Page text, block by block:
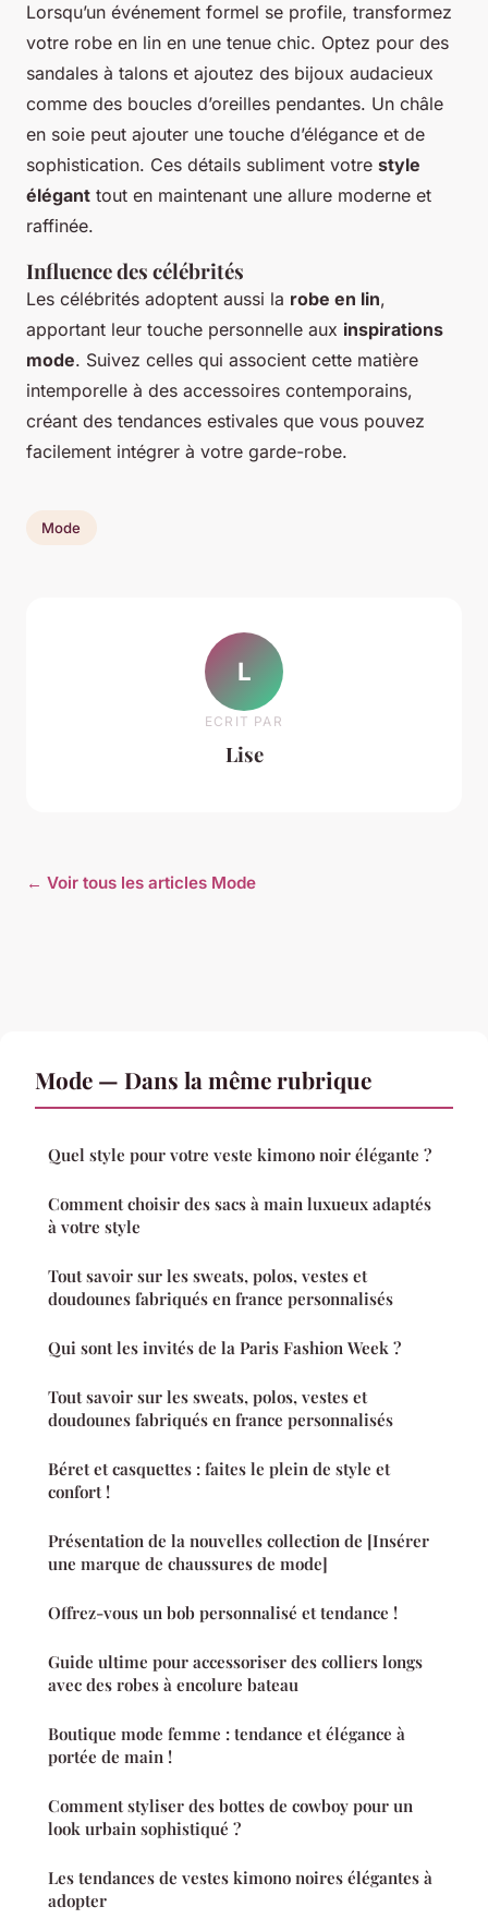
Lorsqu’un événement formel se profile, transformez
votre robe en lin en une tenue chic. Optez pour des
sandales à talons et ajoutez des bijoux audacieux
comme des boucles d’oreilles pendantes. Un châle
en soie peut ajouter une touche d’élégance et de
sophistication. Ces détails subliment votre style
élégant tout en maintenant une allure moderne et
raffinée.
Influence des célébrités
Les célébrités adoptent aussi la robe en lin,
apportant leur touche personnelle aux inspirations
mode. Suivez celles qui associent cette matière
intemporelle à des accessoires contemporains,
créant des tendances estivales que vous pouvez
facilement intégrer à votre garde-robe.
Mode
L
ECRIT PAR
Lise
← Voir tous les articles Mode
Mode — Dans la même rubrique
Quel style pour votre veste kimono noir élégante ?
Comment choisir des sacs à main luxueux adaptés
à votre style
Tout savoir sur les sweats, polos, vestes et
doudounes fabriqués en france personnalisés
Qui sont les invités de la Paris Fashion Week ?
Tout savoir sur les sweats, polos, vestes et
doudounes fabriqués en france personnalisés
Béret et casquettes : faites le plein de style et
confort !
Présentation de la nouvelles collection de [Insérer
une marque de chaussures de mode]
Offrez-vous un bob personnalisé et tendance !
Guide ultime pour accessoriser des colliers longs
avec des robes à encolure bateau
Boutique mode femme : tendance et élégance à
portée de main !
Comment styliser des bottes de cowboy pour un
look urbain sophistiqué ?
Les tendances de vestes kimono noires élégantes à
adopter